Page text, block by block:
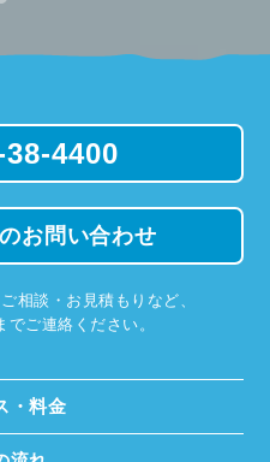
38-4400
お問い合わせ
相談・お見積もりなど、
ご連絡ください。
・料金